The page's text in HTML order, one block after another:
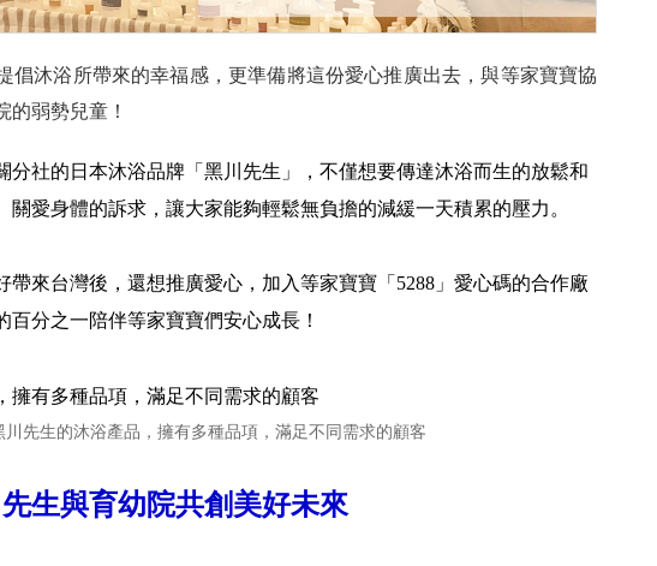
倡沐浴所帶來的幸福感，更準備將這份愛心推廣出去，與等家寶寶協
的弱勢兒童！
分社的日本沐浴品牌「黑川先生」，不僅想要傳達沐浴而生的放鬆和
關愛身體的訴求，讓大家能夠輕鬆無負擔的減緩一天積累的壓力。
帶來台灣後，還想推廣愛心，加入等家寶寶「5288」愛心碼的合作廠
百分之一陪伴等家寶寶們安心成長！
先生的沐浴產品，擁有多種品項，滿足不同需求的顧客
生與育幼院共創美好未來